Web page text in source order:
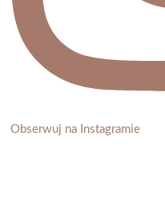
Obserwuj na Instagramie